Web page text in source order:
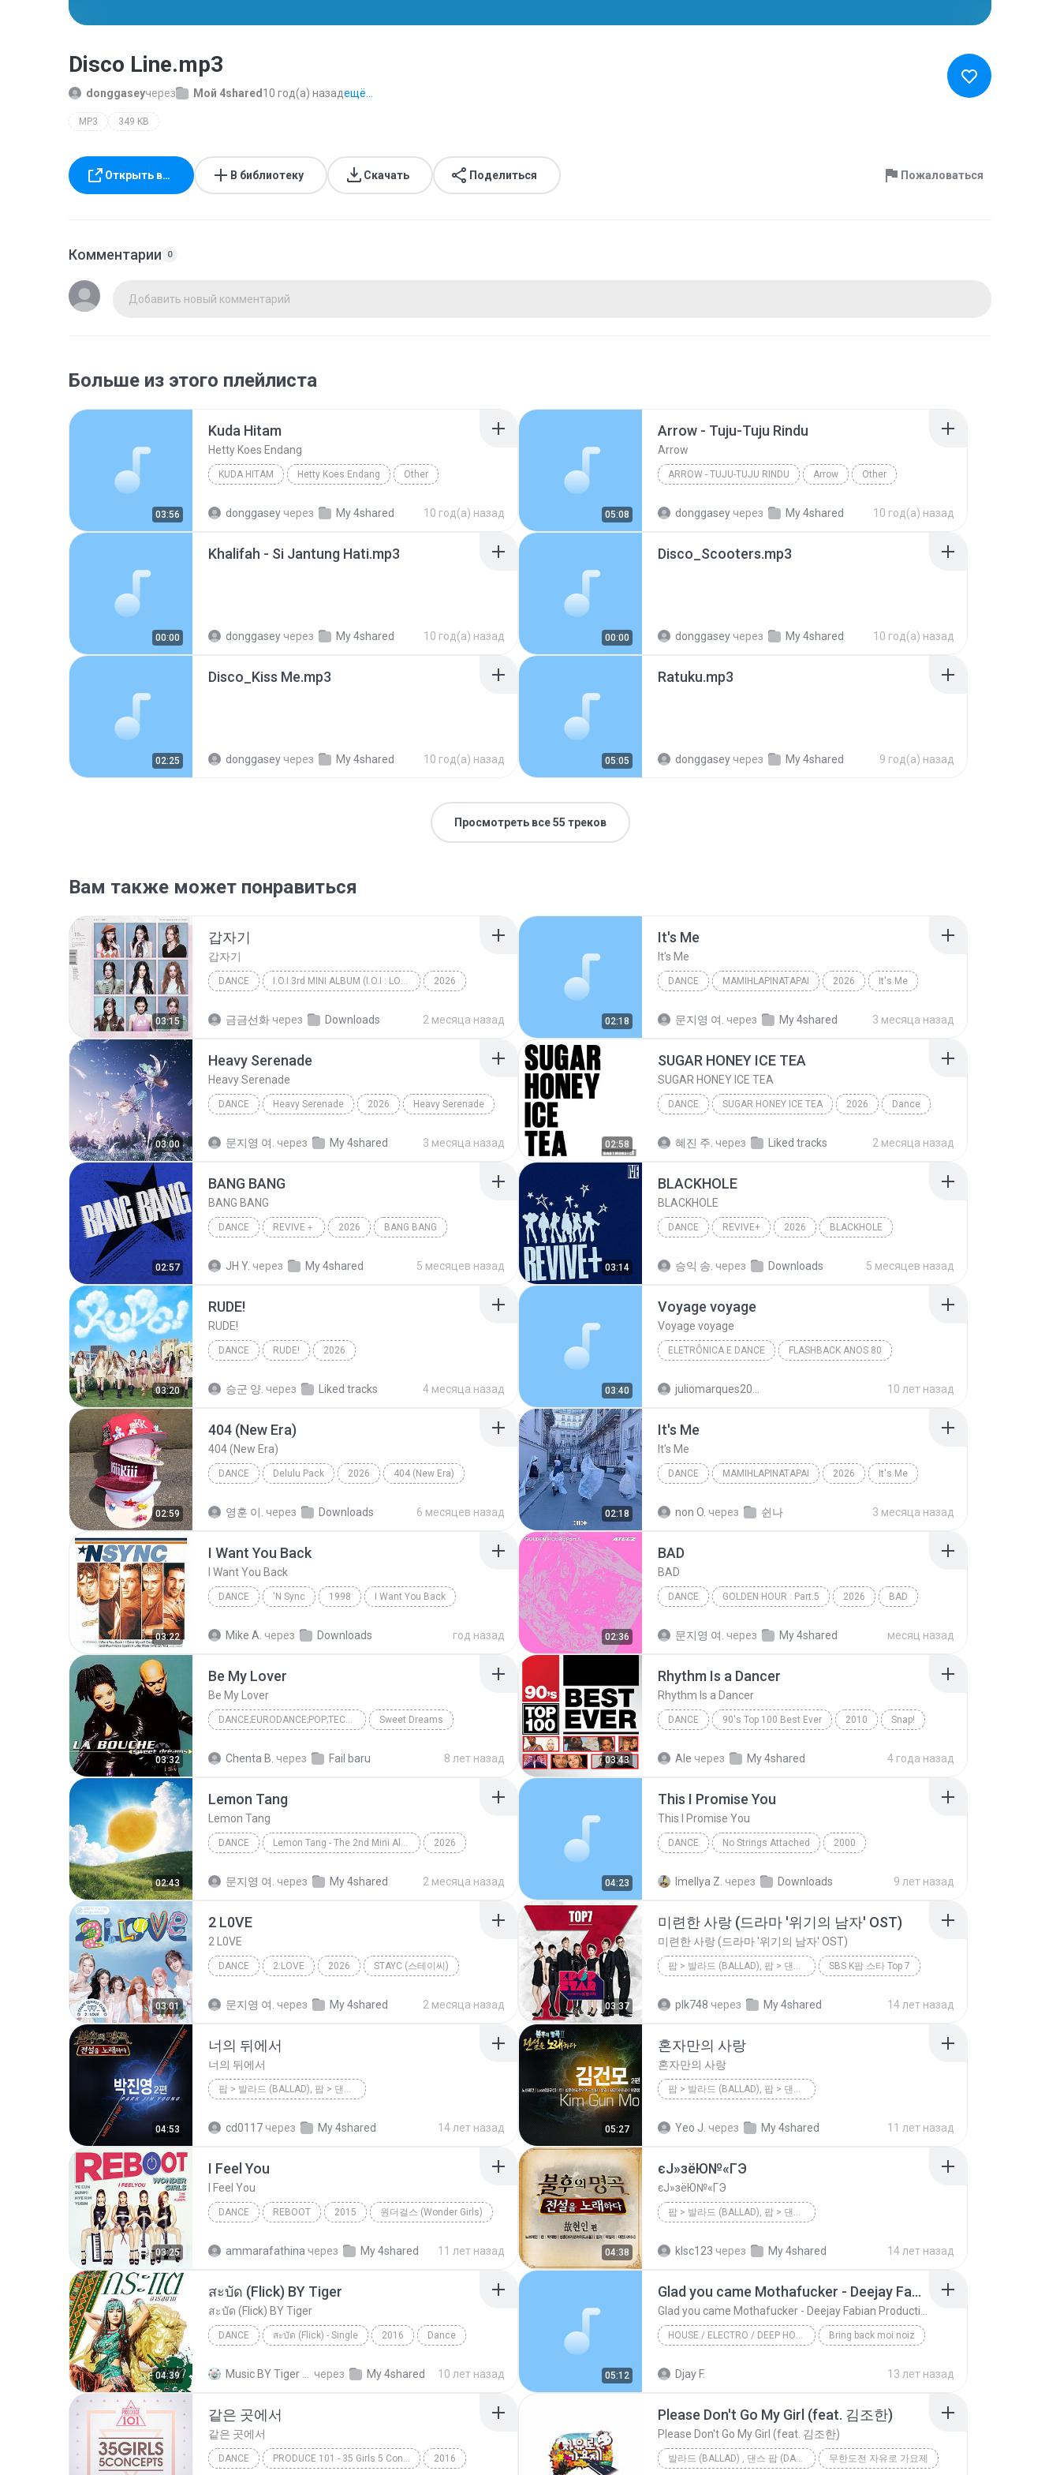
Disco Line.mp3
donggaseyчерез Мой 4shared 10 год(а) назадещё...
MP3 349 KB
Открыть в… В библиотеку Скачать Поделиться Пожаловаться
Комментарии 0
Добавить новый комментарий
Больше из этого плейлиста
03:56
Kuda Hitam
Hetty Koes Endang
KUDA HITAM Hetty Koes Endang Other
donggasey через My 4shared 10 год(а) назад 05:08
Arrow - Tuju-Tuju Rindu
Arrow
ARROW - TUJU-TUJU RINDU Arrow Other
donggasey через My 4shared 10 год(а) назад
00:00
Khalifah - Si Jantung Hati.mp3
donggasey через My 4shared 10 год(а) назад 00:00
Disco_Scooters.mp3
donggasey через My 4shared 10 год(а) назад
02:25
Disco_Kiss Me.mp3
donggasey через My 4shared 10 год(а) назад 05:05
Ratuku.mp3
donggasey через My 4shared 9 год(а) назад
Просмотреть все 55 треков
Вам также может понравиться
03:15
갑자기
갑자기
DANCE I.O.I 3rd MINI ALBUM (I.O.I : LOOP) 2026
금금선화 через Downloads 2 месяца назад 02:18
It′s Me
It′s Me
DANCE MAMIHLAPINATAPAI 2026 It′s Me
문지영 여. через My 4shared 3 месяца назад
03:00
Heavy Serenade
Heavy Serenade
DANCE Heavy Serenade 2026 Heavy Serenade
문지영 여. через My 4shared 3 месяца назад 02:58
SUGAR HONEY ICE TEA
SUGAR HONEY ICE TEA
DANCE SUGAR HONEY ICE TEA 2026 Dance
혜진 주. через Liked tracks 2 месяца назад
02:57
BANG BANG
BANG BANG
DANCE REVIVE＋ 2026 BANG BANG
JH Y. через My 4shared 5 месяцев назад 03:14
BLACKHOLE
BLACKHOLE
DANCE REVIVE+ 2026 BLACKHOLE
승익 송. через Downloads 5 месяцев назад
03:20
RUDE!
RUDE!
DANCE RUDE! 2026
승군 양. через Liked tracks 4 месяца назад 03:40
Voyage voyage
Voyage voyage
ELETRÔNICA E DANCE FLASHBACK ANOS 80
10 лет назад
02:59
404 (New Era)
404 (New Era)
DANCE Delulu Pack 2026 404 (New Era)
영훈 이. через Downloads 6 месяцев назад 02:18
It′s Me
It′s Me
DANCE MAMIHLAPINATAPAI 2026 It′s Me
non O. через 쉰나 3 месяца назад
03:22
I Want You Back
I Want You Back
DANCE 'N Sync 1998 I Want You Back
Mike A. через Downloads год назад 02:36
BAD
BAD
DANCE GOLDEN HOUR : Part.5 2026 BAD
문지영 여. через My 4shared месяц назад
03:32
Be My Lover
Be My Lover
DANCE;EURODANCE;POP;TECHNO Sweet Dreams
Chenta B. через Fail baru 8 лет назад 03:43
Rhythm Is a Dancer
Rhythm Is a Dancer
DANCE 90's Top 100 Best Ever 2010 Snap!
Ale через My 4shared 4 года назад
02:43
Lemon Tang
Lemon Tang
DANCE Lemon Tang - The 2nd Mini Album 2026
문지영 여. через My 4shared 2 месяца назад 04:23
This I Promise You
This I Promise You
DANCE No Strings Attached 2000
Imellya Z. через Downloads 9 лет назад
03:01
2 L0VE
2 L0VE
DANCE 2:LOVE 2026 STAYC (스테이씨)
문지영 여. через My 4shared 2 месяца назад 03:37
미련한 사랑 (드라마 '위기의 남자' OST)
미련한 사랑 (드라마 '위기의 남자' OST)
팝 > 발라드 (BALLAD), 팝 > 댄스 팝 (DANCE POP), 팝 > 팝 락 (POP ROCK), 팝 > 소울 팝 (SOUL POP), 팝 > 팝 (POP) SBS K팝 스타 Top 7
plk748 через My 4shared 14 лет назад
04:53
너의 뒤에서
너의 뒤에서
팝 > 발라드 (BALLAD), 팝 > 댄스 팝 (DANCE POP)
다비치 이해리
cd0117 через My 4shared 14 лет назад 05:27
혼자만의 사랑
혼자만의 사랑
팝 > 발라드 (BALLAD), 팝 > 댄스 팝 (DANCE POP), 팝 > 팝 락 (POP ROCK), 팝 > 팝 (POP)
Yeo J. через My 4shared 11 лет назад
03:25
I Feel You
I Feel You
DANCE REBOOT 2015 원더걸스 (Wonder Girls)
ammarafathina через My 4shared 11 лет назад 04:38
єЈ»зёЮ№«ГЭ
єЈ»зёЮ№«ГЭ
팝 > 발라드 (BALLAD), 팝 > 댄스 팝 (DANCE POP), 팝 > 팝 락 (POP ROCK)
klsc123 через My 4shared 14 лет назад
04:39
สะบัด (Flick) BY Tiger
สะบัด (Flick) BY Tiger
DANCE สะบัด (Flick) - Single 2016 Dance
через My 4shared 10 лет назад 05:12
Glad you came Mothafucker - Deejay Fabian Productionz
HOUSE / ELECTRO / DEEP HOUSE / TECH HOUSE / INDIE DANCE / NU DISCO Bring back moi noiz
House / Electro / Deep House / Tech House / Indie ...
Djay F. 13 лет назад
같은 곳에서
같은 곳에서
DANCE PRODUCE 101 - 35 Girls 5 Concepts 2016
Please Don't Go My Girl (feat. 김조한)
Please Don't Go My Girl (feat. 김조한)
발라드 (BALLAD) , 댄스 팝 (DANCE POP) , 팝 무한도전 자유로 가요제